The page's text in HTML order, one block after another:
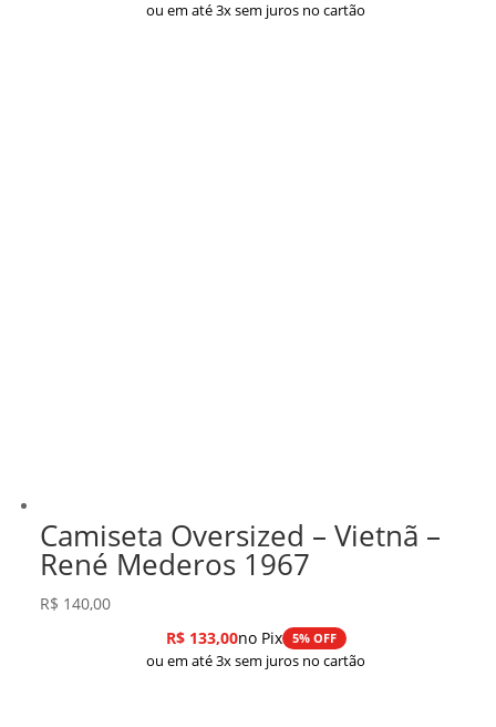
ou em até 3x sem juros no cartão
Camiseta Oversized – Vietnã –
René Mederos 1967
R$ 140,00
R$133,00no Pix 5% OFF
ou em até 3x sem juros no cartão